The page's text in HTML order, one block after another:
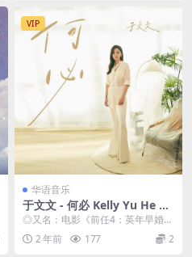
VIP
华语音乐
于文文 - 何必 Kelly Yu He Bi
2023 [24bit/192kHz] [Hi-Re
s Flac 183MB]
◎又名：电影《前任4：英年早婚》
主题曲 ◎表演者：于文文 ◎流派：
原声 ◎专辑类...
2 年前 177 2